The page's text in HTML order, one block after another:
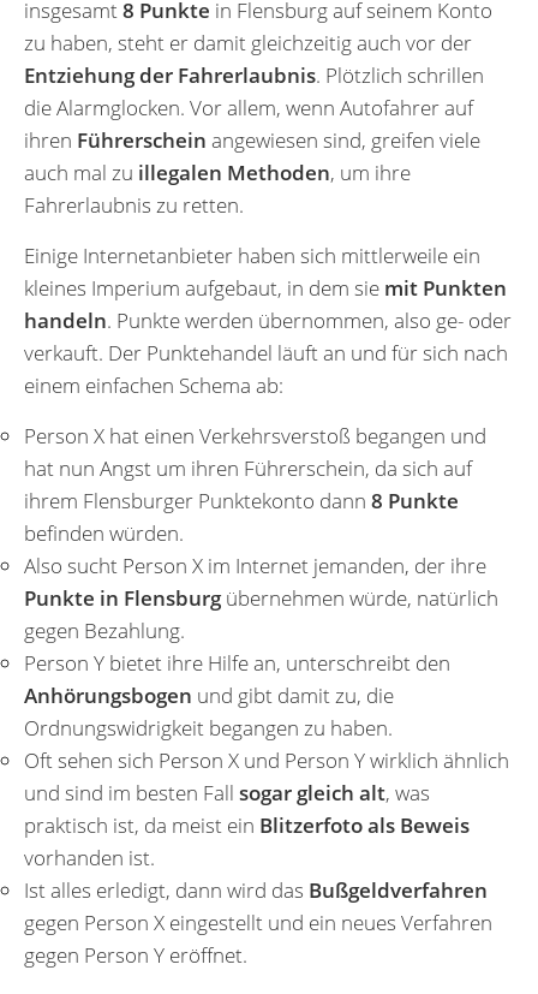
insgesamt8 Punkte in Flensburg auf seinem Konto
zu haben, steht er damit gleichzeitig auch vor der
Entziehung der Fahrerlaubnis. Plötzlich schrillen
die Alarmglocken. Vor allem, wenn Autofahrer auf
ihren Führerschein angewiesen sind, greifen viele
auch mal zu illegalen Methoden, um ihre
Fahrerlaubnis zu retten.
Einige Internetanbieter haben sich mittlerweile ein
kleines Imperium aufgebaut, in dem sie mit Punkten
handeln. Punkte werden übernommen, also ge- oder
verkauft. Der Punktehandel läuft an und für sich nach
einem einfachen Schema ab:
Person X hat einen Verkehrsverstoß begangen und
hat nun Angst um ihren Führerschein, da sich auf
ihrem Flensburger Punktekonto dann 8 Punkte
befinden würden.
Also sucht Person X im Internet jemanden, der ihre
Punkte in Flensburgübernehmen würde, natürlich
gegen Bezahlung.
Person Y bietet ihre Hilfe an, unterschreibt den
Anhörungsbogen und gibt damit zu, die
Ordnungswidrigkeit begangen zu haben.
Oft sehen sich Person X und Person Y wirklich ähnlich
und sind im besten Fall sogar gleich alt, was
praktisch ist, da meist ein Blitzerfoto als Beweis
vorhanden ist.
Ist alles erledigt, dann wird das Bußgeldverfahren
gegen Person X eingestellt und ein neues Verfahren
gegen Person Y eröffnet.